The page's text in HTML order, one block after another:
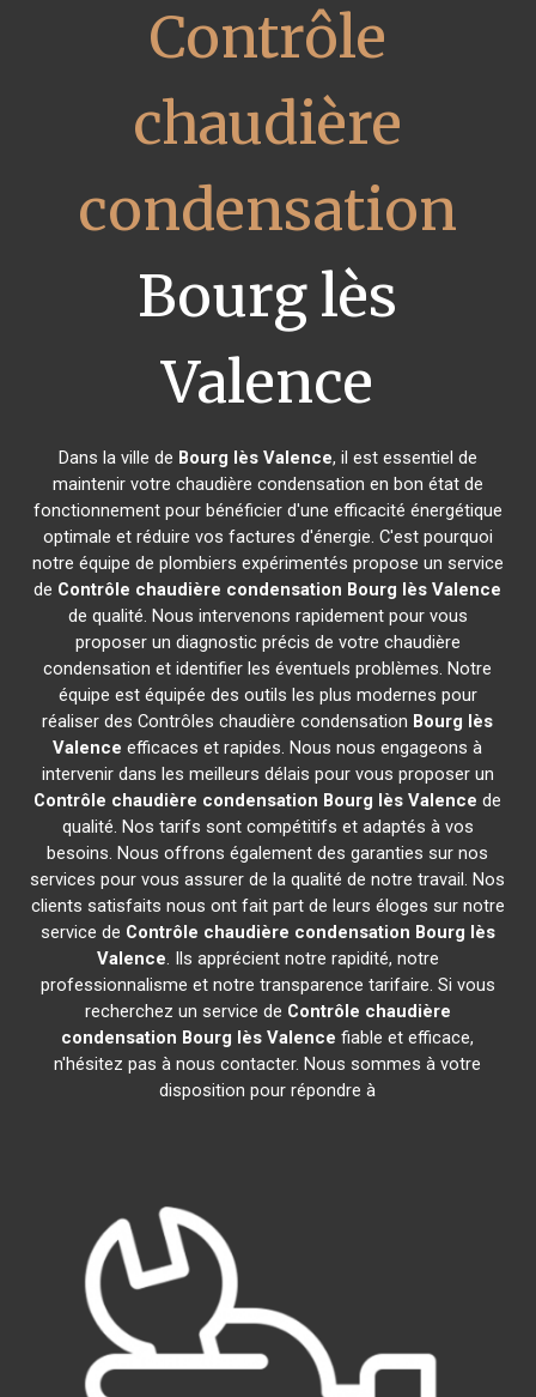
Contrôle
chaudière
condensation
Bourg lès
Valence
Dans la ville de Bourg lès Valence, il est essentiel de
maintenir votre chaudière condensation en bon état de
fonctionnement pour bénéficier d'une efficacité énergétique
optimale et réduire vos factures d'énergie. C'est pourquoi
notre équipe de plombiers expérimentés propose un service
de Contrôle chaudière condensation Bourg lès Valence
de qualité. Nous intervenons rapidement pour vous
proposer un diagnostic précis de votre chaudière
condensation et identifier les éventuels problèmes. Notre
équipe est équipée des outils les plus modernes pour
réaliser des Contrôles chaudière condensation Bourg lès
Valence efficaces et rapides. Nous nous engageons à
intervenir dans les meilleurs délais pour vous proposer un
Contrôle chaudière condensation Bourg lès Valence de
qualité. Nos tarifs sont compétitifs et adaptés à vos
besoins. Nous offrons également des garanties sur nos
services pour vous assurer de la qualité de notre travail. Nos
clients satisfaits nous ont fait part de leurs éloges sur notre
service de Contrôle chaudière condensation Bourg lès
Valence. Ils apprécient notre rapidité, notre
professionnalisme et notre transparence tarifaire. Si vous
recherchez un service de Contrôle chaudière
condensation Bourg lès Valence fiable et efficace,
n'hésitez pas à nous contacter. Nous sommes à votre
disposition pour répondre à